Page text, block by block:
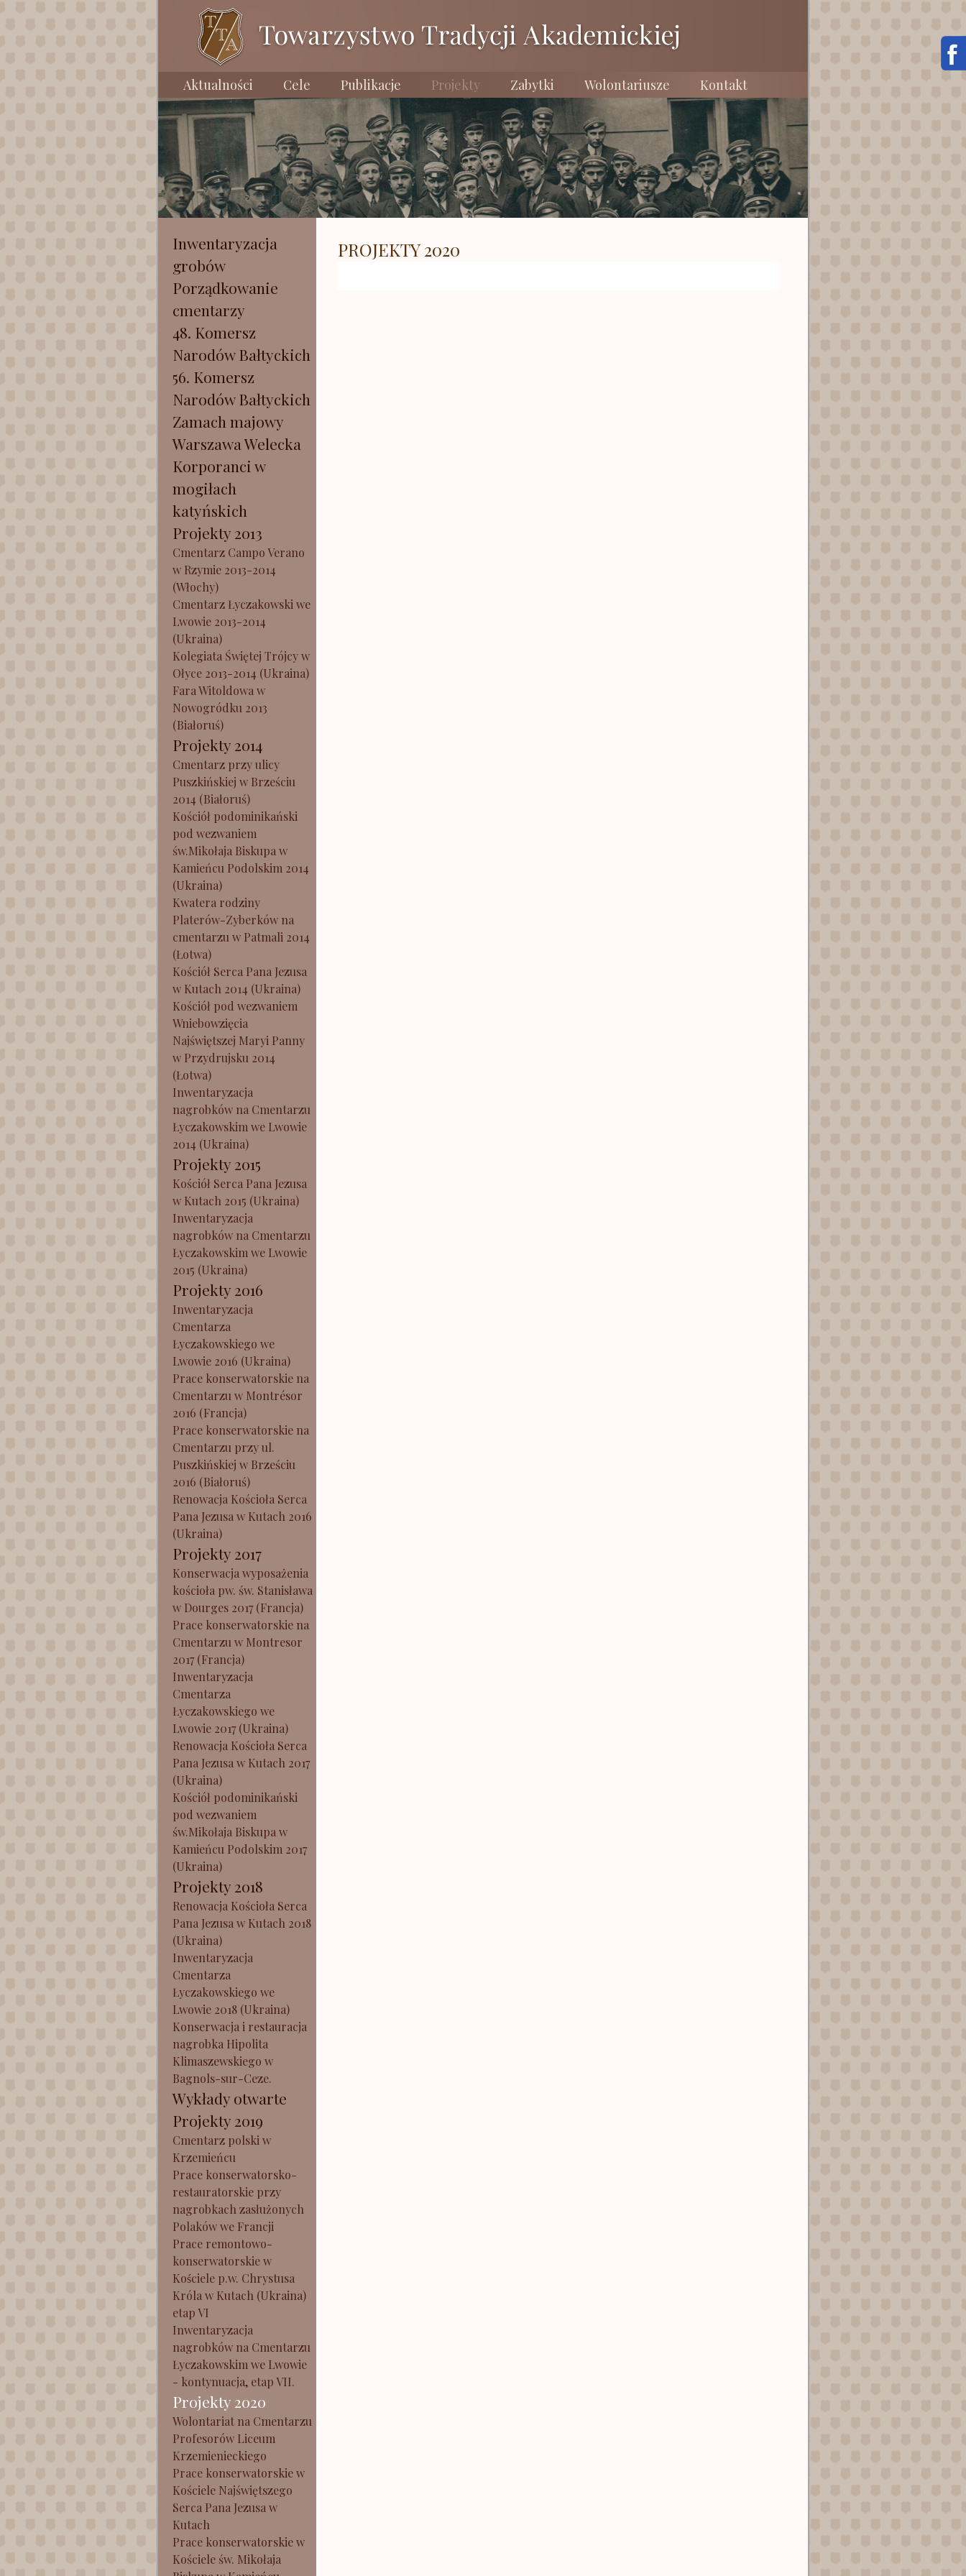
Aktualności Cele Publikacje Projekty Zabytki Wolontariusze Kontakt
Inwentaryzacja
grobów
Porządkowanie
cmentarzy
48. Komersz
Narodów Bałtyckich
56. Komersz
Narodów Bałtyckich
Zamach majowy
Warszawa Welecka
Korporanci w
mogiłach
katyńskich
Projekty 2013
Cmentarz Campo Verano
w Rzymie 2013-2014
(Włochy)
Cmentarz Łyczakowski we
Lwowie 2013-2014
(Ukraina)
Kolegiata Świętej Trójcy w
Ołyce 2013-2014 (Ukraina)
Fara Witoldowa w
Nowogródku 2013
(Białoruś)
Projekty 2014
Cmentarz przy ulicy
Puszkińskiej w Brześciu
2014 (Białoruś)
Kościół podominikański
pod wezwaniem
św.Mikołaja Biskupa w
Kamieńcu Podolskim 2014
(Ukraina)
Kwatera rodziny
Platerów-Zyberków na
cmentarzu w Patmali 2014
(Łotwa)
Kościół Serca Pana Jezusa
w Kutach 2014 (Ukraina)
Kościół pod wezwaniem
Wniebowzięcia
Najświętszej Maryi Panny
w Przydrujsku 2014
(Łotwa)
Inwentaryzacja
nagrobków na Cmentarzu
Łyczakowskim we Lwowie
2014 (Ukraina)
Projekty 2015
Kościół Serca Pana Jezusa
w Kutach 2015 (Ukraina)
Inwentaryzacja
nagrobków na Cmentarzu
Łyczakowskim we Lwowie
2015 (Ukraina)
Projekty 2016
Inwentaryzacja
Cmentarza
Łyczakowskiego we
Lwowie 2016 (Ukraina)
Prace konserwatorskie na
Cmentarzu w Montrésor
2016 (Francja)
Prace konserwatorskie na
Cmentarzu przy ul.
Puszkińskiej w Brześciu
2016 (Białoruś)
Renowacja Kościoła Serca
Pana Jezusa w Kutach 2016
(Ukraina)
Projekty 2017
Konserwacja wyposażenia
kościoła pw. św. Stanisława
w Dourges 2017 (Francja)
Prace konserwatorskie na
Cmentarzu w Montresor
2017 (Francja)
Inwentaryzacja
Cmentarza
Łyczakowskiego we
Lwowie 2017 (Ukraina)
Renowacja Kościoła Serca
Pana Jezusa w Kutach 2017
(Ukraina)
Kościół podominikański
pod wezwaniem
św.Mikołaja Biskupa w
Kamieńcu Podolskim 2017
(Ukraina)
Projekty 2018
Renowacja Kościoła Serca
Pana Jezusa w Kutach 2018
(Ukraina)
Inwentaryzacja
Cmentarza
Łyczakowskiego we
Lwowie 2018 (Ukraina)
Konserwacja i restauracja
nagrobka Hipolita
Klimaszewskiego w
Bagnols-sur-Ceze.
Wykłady otwarte
Projekty 2019
Cmentarz polski w
Krzemieńcu
Prace konserwatorsko-
restauratorskie przy
nagrobkach zasłużonych
Polaków we Francji
Prace remontowo-
konserwatorskie w
Kościele p.w. Chrystusa
Króla w Kutach (Ukraina)
etap VI
Inwentaryzacja
nagrobków na Cmentarzu
Łyczakowskim we Lwowie
- kontynuacja, etap VII.
Projekty 2020
Wolontariat na Cmentarzu
Profesorów Liceum
Krzemienieckiego
Prace konserwatorskie w
Kościele Najświętszego
Serca Pana Jezusa w
Kutach
Prace konserwatorskie w
Kościele św. Mikołaja
PROJEKTY 2020